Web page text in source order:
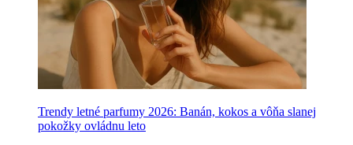
Trendy letné parfumy 2026: Banán, kokos a vôňa slanej
pokožky ovládnu leto